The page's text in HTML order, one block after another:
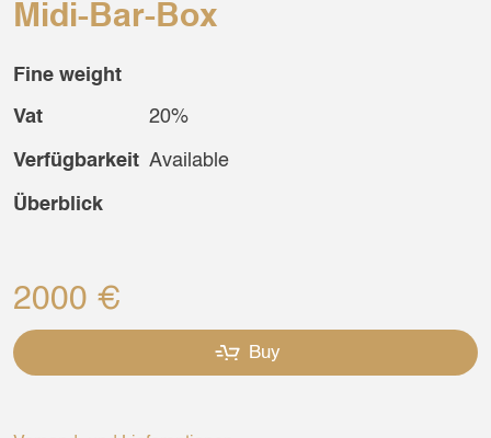
Midi-Bar-Box
Fine weight
Vat 20%
Verfügbarkeit Available
Überblick
2000 €
Buy